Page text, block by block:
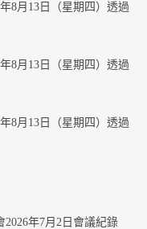
8月13日（星期四）透過
8月13日（星期四）透過
8月13日（星期四）透過
年7月2日會議紀錄